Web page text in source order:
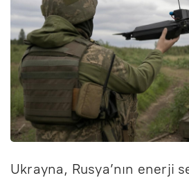
Ukrayna, Rusya’nın enerji